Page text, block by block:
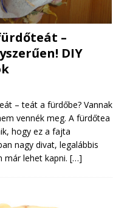
–
DIY
– teát a fürdőbe? Vannak
vennék meg. A fürdőtea
hogy ez a fajta
nagy divat, legalábbis
már lehet kapni. […]